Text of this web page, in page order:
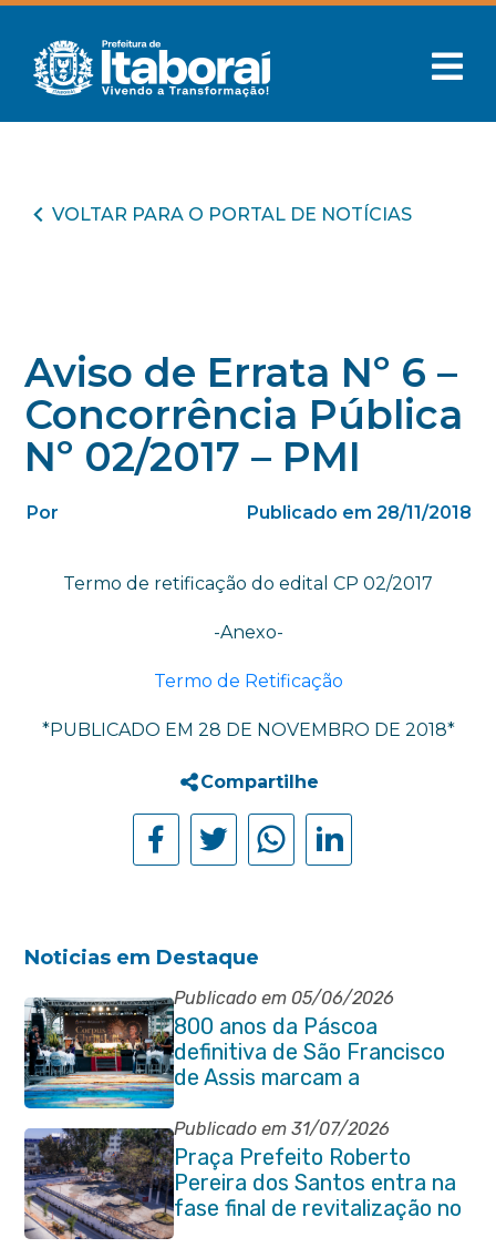
VOLTAR PARA O PORTAL DE NOTÍCIAS
Aviso de Errata Nº 6 –
Concorrência Pública
Nº 02/2017 – PMI
Por Publicado em 28/11/2018
Termo de retificação do edital CP 02/2017
-Anexo-
Termo de Retificação
*PUBLICADO EM 28 DE NOVEMBRO DE 2018*
Compartilhe
Noticias em Destaque
Publicado em 05/06/2026
800 anos da Páscoa
definitiva de São Francisco
de Assis marcam a
celebração de Corpus Christi
em Itaboraí
Publicado em 31/07/2026
Praça Prefeito Roberto
Pereira dos Santos entra na
fase final de revitalização no
Centro de Itaboraí